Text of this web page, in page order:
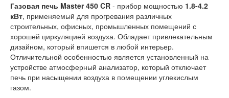
Газовая печь Master 450 CR - прибор мощностью 1.8-4.2
кВт, применяемый для прогревания различных
строительных, офисных, промышленных помещений с
хорошей циркуляцией воздуха. Обладает привлекательным
дизайном, который впишется в любой интерьер.
Отличительной особенностью является установленный на
устройстве атмосферный анализатор, который отключает
печь при насыщении воздуха в помещении углекислым
газом.